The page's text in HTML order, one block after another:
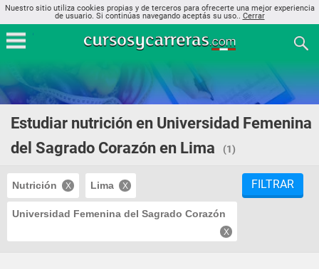
Nuestro sitio utiliza cookies propias y de terceros para ofrecerte una mejor experiencia
de usuario. Si continúas navegando aceptás su uso.. Cerrar
Estudiar nutrición en Universidad Femenina
del Sagrado Corazón en Lima
(1)
Nutrición Lima
Universidad Femenina del Sagrado Corazón
FILTRAR